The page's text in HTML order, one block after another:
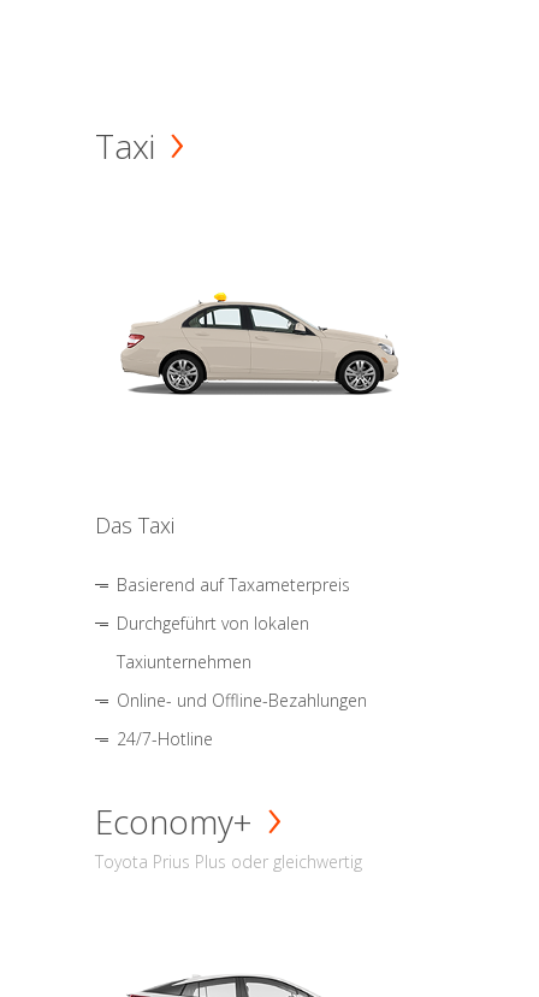
Taxi
Das Taxi
Basierend auf Taxameterpreis
Durchgeführt von lokalen
Taxiunternehmen
Online- und Offline-Bezahlungen
24/7-Hotline
Economy+
Toyota Prius Plus oder gleichwertig